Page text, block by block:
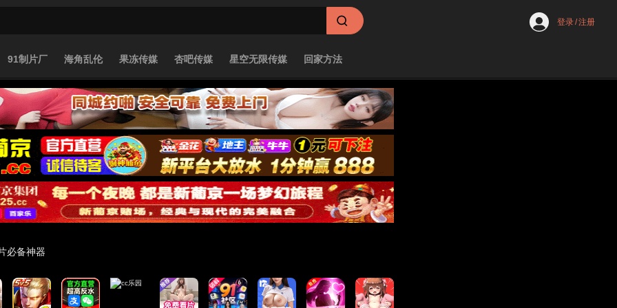
登录/注册
91制片厂 海角乱伦 果冻传媒 杏吧传媒 星空无限传媒 回家方法
必备神器